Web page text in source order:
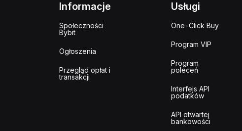
Informacje
Społeczności
Bybit
Ogłoszenia
Przegląd opłat i
transakcji
Usługi
One-Click Buy
Program VIP
Program
poleceń
Interfejs API
podatków
API otwartej
bankowości